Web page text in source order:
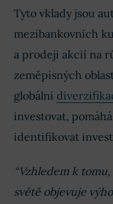
Tyto vklady jsou
mezibankovních
a prodeji akcií na
zeměpisných
globální
investovat,
identifikovat
“Vzhledem k
světě objevuje